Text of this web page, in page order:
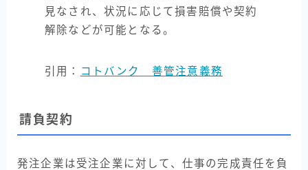
見なされ、状況に応じて損害賠償や契約
解除などが可能となる。
引用： コトバンク 善管注意義務
請負契約
発注企業は受注企業に対して、仕事の完成責任を負